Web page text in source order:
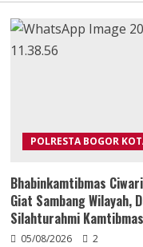
POLRESTA BOGOR
Bhabinkamtibmas
Giat Sambang Wilayah,
Silahturahmi Kamtibmas
05/08/2026 2